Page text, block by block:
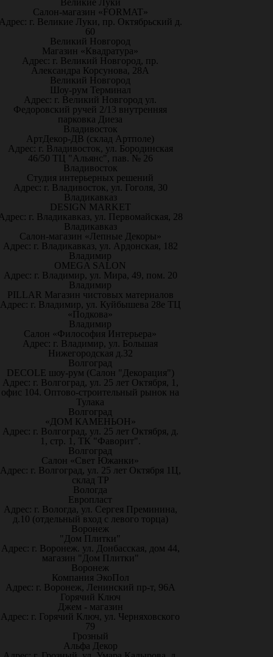
Великие Луки
Салон-магазин «FORMAT»
г. Великие Луки, пр. Октябрьский д.
60
Великий Новгород
Магазин «Квадратура»
Адрес: г. Великий Новгород, пр.
Александра Корсунова, 28А
Великий Новгород
Шоу-рум Терминал
Адрес: г. Великий Новгород ул.
Федоровский ручей 2/13 внутренняя
парковка Диеза
Владивосток
АртДекор-ДВ (склад Артполе)
Адрес: г. Владивосток, ул. Бородинская
46/50 ТЦ "Альянс", пав. № 26
Владивосток
Студия интерьерных решений
Адрес: г. Владивосток, ул. Гоголя, 30
Владикавказ
DESIGN MARKET
г. Владикавказ, ул. Первомайская, 28
Владикавказ
Салон-магазин «Лепные Декоры»
Адрес: г. Владикавказ, ул. Ардонская, 182
Владимир
OMEGA SALON
Адрес: г. Владимир, ул. Мира, 49, пом. 20
Владимир
PILLAR Магазин чистовых материалов
Адрес: г. Владимир, ул. Куйбышева 28е ТЦ
«Подкова»
Владимир
Салон «Философия Интерьера»
Адрес: г. Владимир, ул. Большая
Нижегородская д.32
Волгоград
DECOLE шоу-рум (Салон "Декорация")
Адрес: г. Волгоград, ул. 25 лет Октября, 1,
офис 104. Оптово-строительный рынок на
Тулака
Волгоград
«ДОМ КАМЕНЬОН»
Адрес: г. Волгоград, ул. 25 лет Октября, д.
1, стр. 1, ТК "Фаворит".
Волгоград
Салон «Свет Южанки»
Адрес: г. Волгоград, ул. 25 лет Октября 1Ц,
склад ТР
Вологда
Европласт
Адрес: г. Вологда, ул. Сергея Преминина,
д.10 (отдельный вход с левого торца)
Воронеж
"Дом Плитки"
Адрес: г. Воронеж. ул. Донбасская, дом 44,
магазин "Дом Плитки"
Воронеж
Компания ЭкоПол
Адрес: г. Воронеж, Ленинский пр-т, 96А
Горячий Ключ
Джем - магазин
Адрес: г. Горячий Ключ, ул. Черняховского
79
Грозный
Альфа Декор